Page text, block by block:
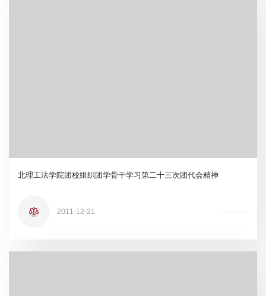
北理工法学院团校组织团学骨干学习第二十三次团代会精神
2011-12-21